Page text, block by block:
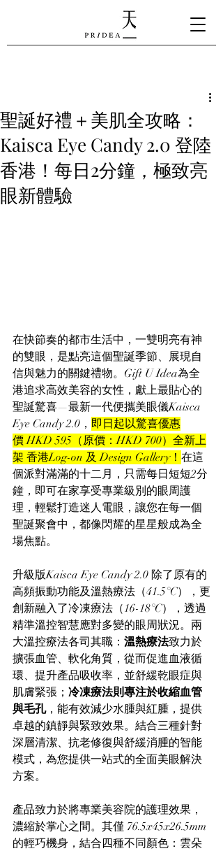
聖誕好禮＋美肌全攻略：
Kaisca Eye Candy 2.0 登陸
香港！每日2分鐘，極致亮
眼新體驗
在快節奏的都市生活中，一雙明亮有神
的雙眼，是點亮這個聖誕季節、展現自
信與魅力的關鍵禮物。Gift U Idea為全
港追求高效美容的女性，獻上最貼心的
聖誕驚喜—最新一代便攜美眼儀Kaisca
Eye Candy 2.0， 即日起以驚喜優惠
價 HKD 595（原價：HKD 700）全新上
架 香港Log-on 及 Design Gallery！ 在這
個派對滿滿的十二月，只需每日短短2分
鐘，即可在家享受專業級別的眼周護
理，輕鬆打造迷人電眼，讓您在每一個
聖誕聚會中，都像閃耀的星星般成為全
場焦點。
升級版Kaisca Eye Candy 2.0 除了原有的
高頻振動功能及溫熱療法（41.5°C），更
創新融入了冷凍療法（16-18°C），透過
精準溫控智慧應對多變的眼周狀況。兩
大溫控療法各司其職： 溫熱療法致力於
擴張血管、軟化角質，從而促進血液循
環、提升產品吸收率，並舒緩乾眼症與
肌膚緊張； 冷凍療法則專注於收縮血管
與毛孔，能有效減少水腫與紅腫，提供
卓越的鎮靜與緊致效果。結合三種針對
深層清潔、抗老修復與舒緩消腫的智能
模式，為您提供一站式的全面美眼解決
方案。
產品致力於將專業美容院的護理效果，
濃縮於掌心之間。其僅 76.5x45x26.5mm
的輕巧機身，結合四種不同顏色：雲朵